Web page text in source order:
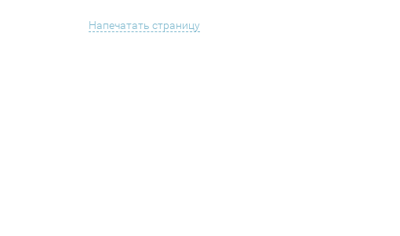
Напечатать страницу